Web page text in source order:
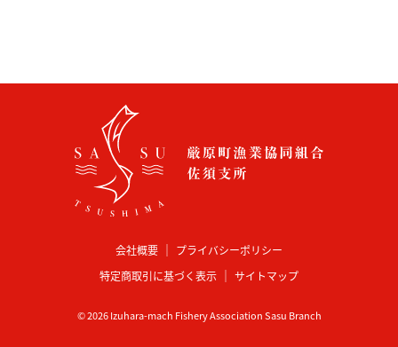
会社概要
プライバシーポリシー
特定商取引に基づく表示
サイトマップ
©2026 Izuhara-mach Fishery Association Sasu Branch